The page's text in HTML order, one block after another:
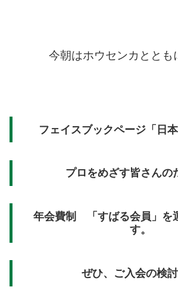
今朝はホウセンカととも
フェイスブックページ「日本
プロをめざす皆さんの
年会費制 「すばる会員」を
す。
ぜひ、ご入会の検討